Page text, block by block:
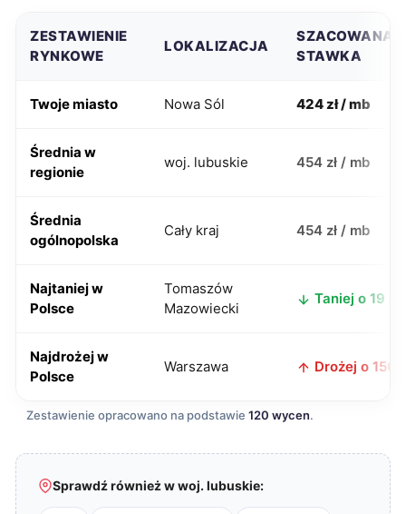
ZESTAWIENIE
RYNKOWE
LOKALIZACJA
SZACOWANA
STAWKA
Twoje miasto Nowa Sól 424 zł / mb
Średnia w
regionie
woj. lubuskie 454 zł / mb
Średnia
ogólnopolska
Cały kraj 454 zł / mb
Najtaniej w
Polsce
Tomaszów
Mazowiecki
Taniej o 19 zł
Najdrożej w
Polsce
Warszawa Drożej o 156
Zestawienie opracowano na podstawie 120 wycen.
Sprawdź również w woj. lubuskie: